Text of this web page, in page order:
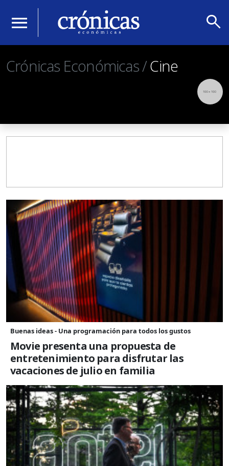
menu search
Crónicas Económicas /Cine
Buenas ideas - Una programación para todos los gustos
Movie presenta una propuesta de
entretenimiento para disfrutar las
vacaciones de julio en familia